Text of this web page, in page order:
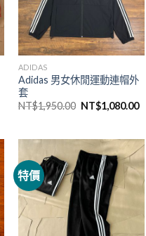
ADIDAS
Adidas 男女休閒運動連帽外
套
NT$1,950.00 NT$1,080.00
特價